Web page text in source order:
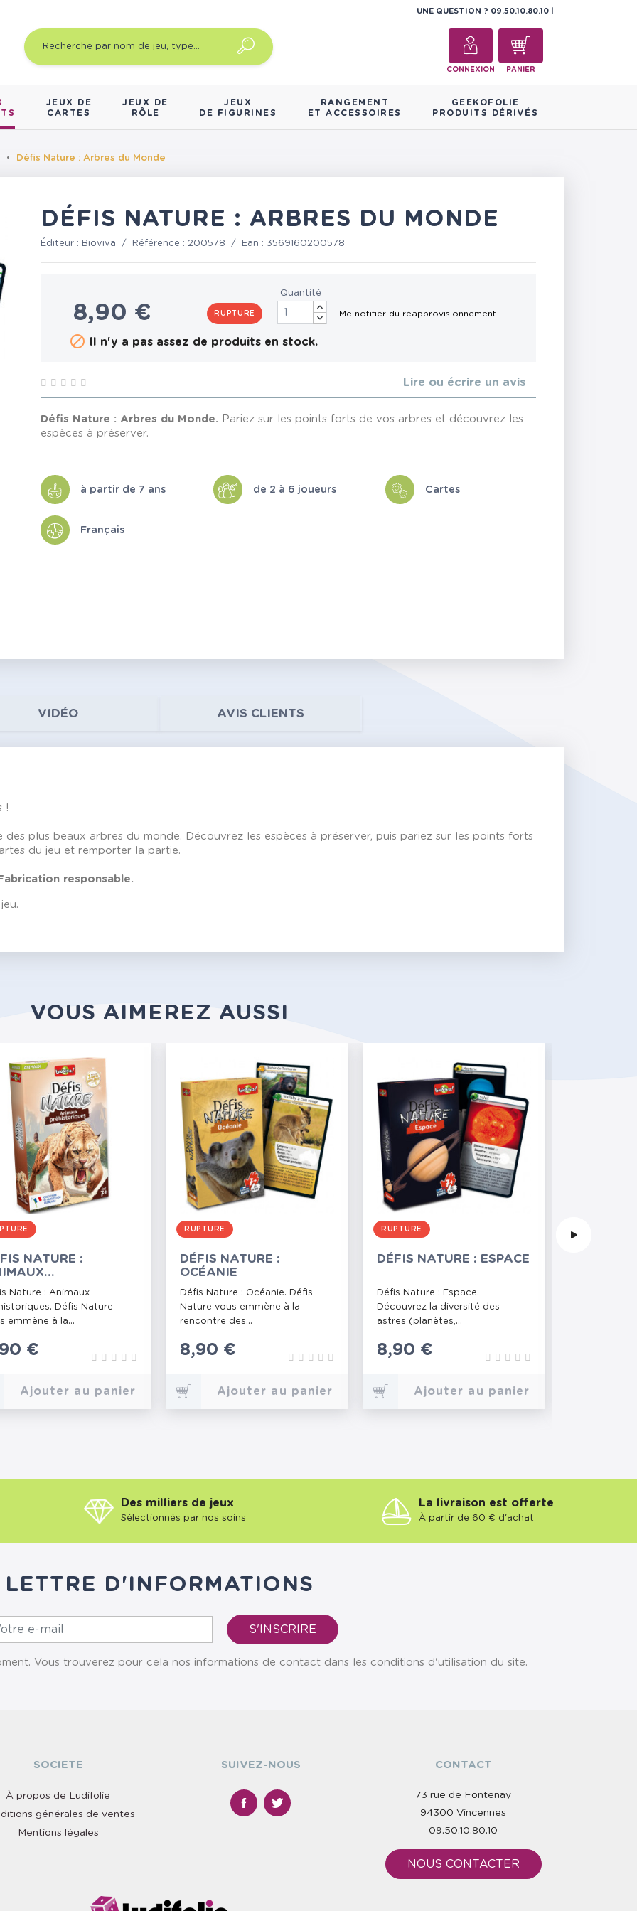
UNE QUESTION ? 09.50.10.80.10
CONNEXION PANIER
JEUX DE
CARTES
JEUX DE
RÔLE
JEUX
DE FIGURINES
RANGEMENT
ET ACCESSOIRES
GEEKOFOLIE
PRODUITS DÉRIVÉS
Défis Nature : Arbres du Monde
DÉFIS NATURE : ARBRES DU MONDE
Éditeur : Bioviva / Référence :200578 / Ean :3569160200578
8,90 € RUPTURE
Quantité
 Il n'y a pas assez de produits en stock.
Lire ou écrire un avis
Défis Nature : Arbres du Monde. Pariez sur les points forts de vos arbres et découvrez les
espèces à préserver.
à partir de 7 ans de 2 à 6 joueurs Cartes
Français
VIDÉO AVIS CLIENTS
!
plus beaux arbres du monde. Découvrez les espèces à préserver, puis pariez sur les points forts
du jeu et remporter la partie.
responsable.
VOUS AIMEREZ AUSSI
NATURE :
Nature : Animaux
Défis Nature
emmène à la...
€
Ajouter au panier
RUPTURE
DÉFIS NATURE :
OCÉANIE
Défis Nature : Océanie. Défis
Nature vous emmène à la
rencontre des...
Prix
8,90 €
Ajouter au panier
RUPTURE
DÉFIS NATURE : ESPACE
Défis Nature : Espace.
Découvrez la diversité des
astres (planètes,...
Prix
8,90 €
Ajouter au panier
Des milliers de jeux
Sélectionnés par nos soins
La livraison est offerte
À partir de 60 € d'achat
LETTRE D'INFORMATIONS
Vous trouverez pour cela nos informations de contact dans les conditions d'utilisation du site.
SOCIÉTÉ
À propos de Ludifolie
générales de ventes
Mentions légales
SUIVEZ-NOUS CONTACT
73 rue de Fontenay
94300 Vincennes
09.50.10.80.10
NOUS CONTACTER